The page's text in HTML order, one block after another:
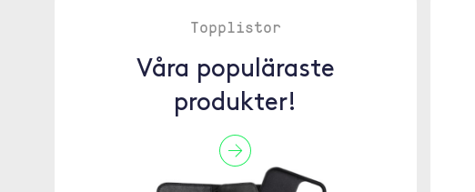
Topplistor
Våra populäraste
produkter!